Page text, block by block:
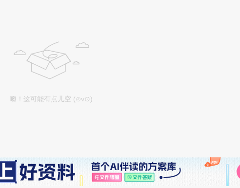
噢！这可能有点儿空 (⊙v⊙)